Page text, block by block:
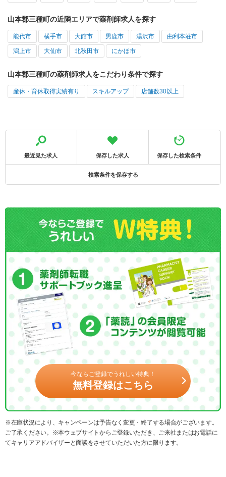
山本郡三種町の近隣エリアで薬剤師求人を探す
能代市 横手市 大館市 男鹿市 湯沢市 由利本荘市
潟上市 大仙市 北秋田市 にかほ市
山本郡三種町の薬剤師求人をこだわり条件で探す
産休・育休取得実績有り スキルアップ 店舗数30以上
最近見た求人 保存した求人 保存した検索条件
検索条件を保存する
今ならご登録でうれしい特典！
無料登録はこちら
※在庫状況により、キャンペーンは予告なく変更・終了する場合がございます。
ご了承ください。※本ウェブサイトからご登録いただき、ご来社またはお電話に
てキャリアアドバイザーと面談をさせていただいた方に限ります。